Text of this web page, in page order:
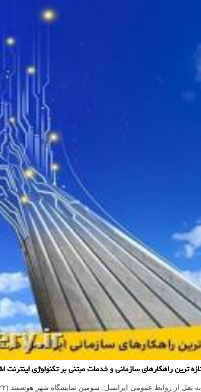
ترین راهکارهای سازمانی و خدمات مبتنی بر تکنولوژی